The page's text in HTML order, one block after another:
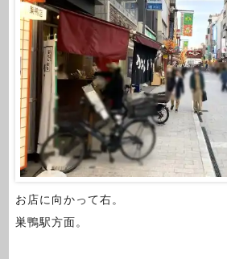
お店に向かって右。
巣鴨駅方面。